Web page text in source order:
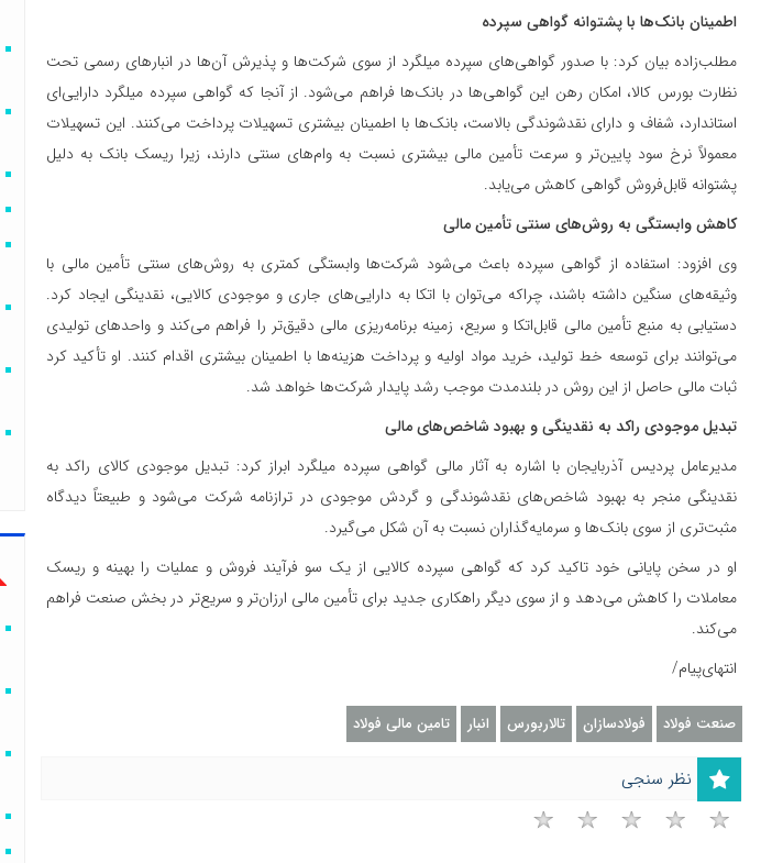
اطمینان بانک‌ها با پشتوانه گواهی سپرده
مطلب‌زاده بیان کرد: با صدور گواهی‌های سپرده میلگرد از سوی شرکت‌ها و پذیرش آن‌ها در انبارهای رسمی تحت
نظارت بورس کالا، امکان رهن این گواهی‌ها در بانک‌ها فراهم می‌شود. از آنجا که گواهی سپرده میلگرد دارایی‌ای
استاندارد، شفاف و دارای نقدشوندگی بالاست، بانک‌ها با اطمینان بیشتری تسهیلات پرداخت می‌کنند. این تسهیلات
معمولاً نرخ سود پایین‌تر و سرعت تأمین مالی بیشتری نسبت به وام‌های سنتی دارند، زیرا ریسک بانک به دلیل
پشتوانه قابل‌فروش گواهی کاهش می‌یابد.
کاهش وابستگی به روش‌های سنتی تأمین مالی
وی افزود: استفاده از گواهی سپرده باعث می‌شود شرکت‌ها وابستگی کمتری به روش‌های سنتی تأمین مالی با
وثیقه‌های سنگین داشته باشند، چراکه می‌توان با اتکا به دارایی‌های جاری و موجودی کالایی، نقدینگی ایجاد کرد.
دستیابی به منبع تأمین مالی قابل‌اتکا و سریع، زمینه برنامه‌ریزی مالی دقیق‌تر را فراهم می‌کند و واحدهای تولیدی
می‌توانند برای توسعه خط تولید، خرید مواد اولیه و پرداخت هزینه‌ها با اطمینان بیشتری اقدام کنند. او تأکید کرد
ثبات مالی حاصل از این روش در بلندمدت موجب رشد پایدار شرکت‌ها خواهد شد.
تبدیل موجودی راکد به نقدینگی و بهبود شاخص‌های مالی
مدیرعامل پردیس آذربایجان با اشاره به آثار مالی گواهی سپرده میلگرد ابراز کرد: تبدیل موجودی کالای راکد به
نقدینگی منجر به بهبود شاخص‌های نقدشوندگی و گردش موجودی در ترازنامه شرکت می‌شود و طبیعتاً دیدگاه
مثبت‌تری از سوی بانک‌ها و سرمایه‌گذاران نسبت به آن شکل می‌گیرد.
او در سخن پایانی خود تاکید کرد که گواهی سپرده کالایی از یک سو فرآیند فروش و عملیات را بهینه و ریسک
معاملات را کاهش می‌دهد و از سوی دیگر راهکاری جدید برای تأمین مالی ارزان‌تر و سریع‌تر در بخش صنعت فراهم
می‌کند.
انتهای‌‌‌‌‌‌پیام/
صنعت فولاد فولادسازان تالاربورس انبار تامین مالی فولاد
نظر سنجی